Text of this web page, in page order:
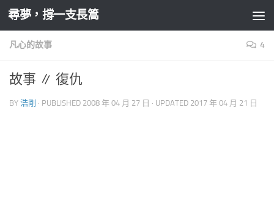
Skip to content
尋夢，撐一支長篙
凡心的故事 4
故事 ∥ 復仇
BY 浩剛 · PUBLISHED 2008 年 04 月 27 日 · UPDATED 2017 年 04 月 21 日